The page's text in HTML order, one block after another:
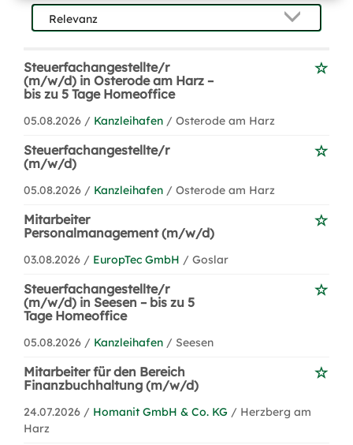
Steuerfachangestellte/r
(m/w/d) in Osterode am Harz –
bis zu 5 Tage Homeoffice
05.08.2026 / Kanzleihafen / Osterode am Harz
Steuerfachangestellte/r
(m/w/d)
05.08.2026 / Kanzleihafen / Osterode am Harz
Mitarbeiter
Personalmanagement (m/w/d)
03.08.2026 / EuropTec GmbH / Goslar
Steuerfachangestellte/r
(m/w/d) in Seesen – bis zu 5
Tage Homeoffice
05.08.2026 / Kanzleihafen / Seesen
Mitarbeiter für den Bereich
Finanzbuchhaltung (m/w/d)
24.07.2026 / Homanit GmbH & Co. KG / Herzberg am
Harz